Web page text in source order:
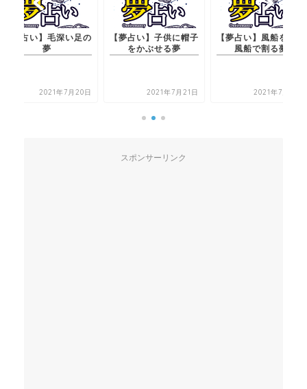
占い】毛深い足の
2021年7月20日
【夢占い】子供に帽子
をかぶせる夢
2021年7月21日
【夢占い】風船を別の
風船で割る夢
2021年7月21日
スポンサーリンク